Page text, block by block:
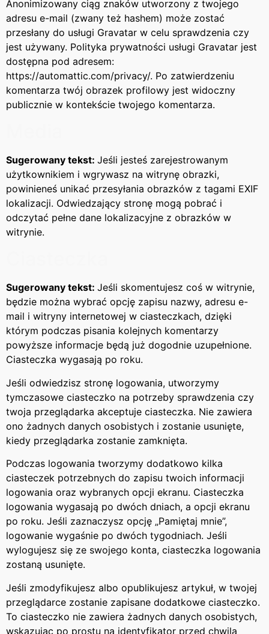
Anonimizowany ciąg znaków utworzony z twojego
adresu e-mail (zwany też hashem) może zostać
przesłany do usługi Gravatar w celu sprawdzenia czy
jest używany. Polityka prywatności usługi Gravatar jest
dostępna pod adresem:
https://automattic.com/privacy/. Po zatwierdzeniu
komentarza twój obrazek profilowy jest widoczny
publicznie w kontekście twojego komentarza.
Sugerowany tekst: Jeśli jesteś zarejestrowanym
użytkownikiem i wgrywasz na witrynę obrazki,
powinieneś unikać przesyłania obrazków z tagami EXIF
lokalizacji. Odwiedzający stronę mogą pobrać i
odczytać pełne dane lokalizacyjne z obrazków w
witrynie.
Sugerowany tekst: Jeśli skomentujesz coś w witrynie,
będzie można wybrać opcję zapisu nazwy, adresu e-
mail i witryny internetowej w ciasteczkach, dzięki
którym podczas pisania kolejnych komentarzy
powyższe informacje będą już dogodnie uzupełnione.
Ciasteczka wygasają po roku.
Jeśli odwiedzisz stronę logowania, utworzymy
tymczasowe ciasteczko na potrzeby sprawdzenia czy
twoja przeglądarka akceptuje ciasteczka. Nie zawiera
ono żadnych danych osobistych i zostanie usunięte,
kiedy przeglądarka zostanie zamknięta.
Podczas logowania tworzymy dodatkowo kilka
ciasteczek potrzebnych do zapisu twoich informacji
logowania oraz wybranych opcji ekranu. Ciasteczka
logowania wygasają po dwóch dniach, a opcji ekranu
po roku. Jeśli zaznaczysz opcję „Pamiętaj mnie”,
logowanie wygaśnie po dwóch tygodniach. Jeśli
wylogujesz się ze swojego konta, ciasteczka logowania
zostaną usunięte.
Jeśli zmodyfikujesz albo opublikujesz artykuł, w twojej
przeglądarce zostanie zapisane dodatkowe ciasteczko.
To ciasteczko nie zawiera żadnych danych osobistych,
wskazując po prostu na identyfikator przed chwilą